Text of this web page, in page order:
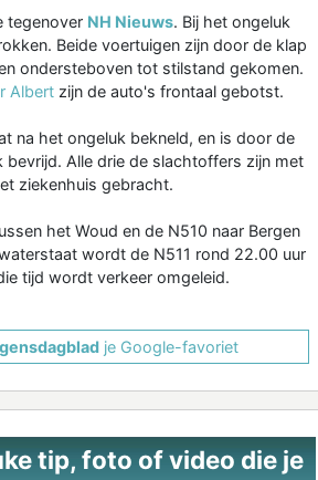
tegenover NH Nieuws. Bij het ongeluk
Beide voertuigen zijn door de klap
ondersteboven tot stilstand gekomen.
Albert zijn de auto's frontaal gebotst.
na het ongeluk bekneld, en is door de
bevrijd. Alle drie de slachtoffers zijn met
ziekenhuis gebracht.
het Woud en de N510 naar Bergen
wordt de N511 rond 22.00 uur
tijd wordt verkeer omgeleid.
je Google-favoriet
tip, foto of video die je